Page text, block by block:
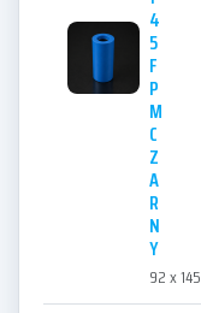
4
5
F
P
M
C
Z
A
R
N
Y
92 x 145